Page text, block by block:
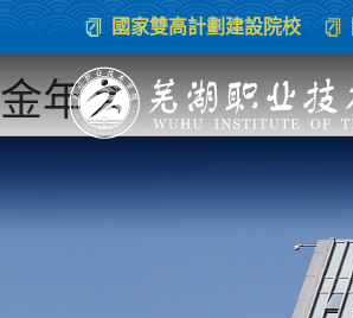
金年会
國家雙高計劃建設院校